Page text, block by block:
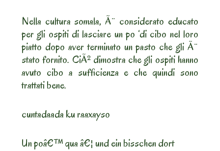
Nella cultura somala, Ã¨ considerato educato
per gli ospiti di lasciare un po ‘di cibo nel loro
piatto dopo aver terminato un pasto che gli Ã¨
stato fornito. CiÃ² dimostra che gli ospiti hanno
avuto cibo a sufficienza e che quindi sono
trattati bene.
cuntadaada ku raaxayso
Un poâ€™ qua â€¦ und ein bisschen dort